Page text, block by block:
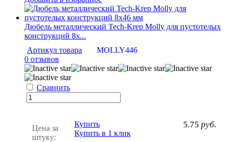
Дюбель металлический Tech-Krep Molly для пустотелых
конструкций 8х...
Артикул товара
MOLLY446
0 отзывов
Сравнить
Цена за
штуку:
5.75 руб.
Купить
Купить в 1 клик